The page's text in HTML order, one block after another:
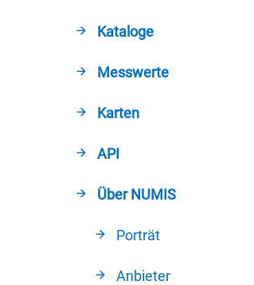
Kataloge
Messwerte
Karten
API
Über NUMIS
Porträt
Anbieter